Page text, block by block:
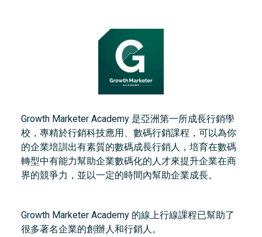
Growth Marketer Academy 是亞洲第一所成長行銷學
校，專精於行銷科技應用、數碼行銷課程，可以為你
的企業培訓出有素質的數碼成長行銷人，培育在數碼
轉型中有能力幫助企業數碼化的人才來提升企業在商
界的競爭力，並以一定的時間內幫助企業成長。
Growth Marketer Academy 的線上行線課程已幫助了
很多著名企業的創辦人和行銷人。